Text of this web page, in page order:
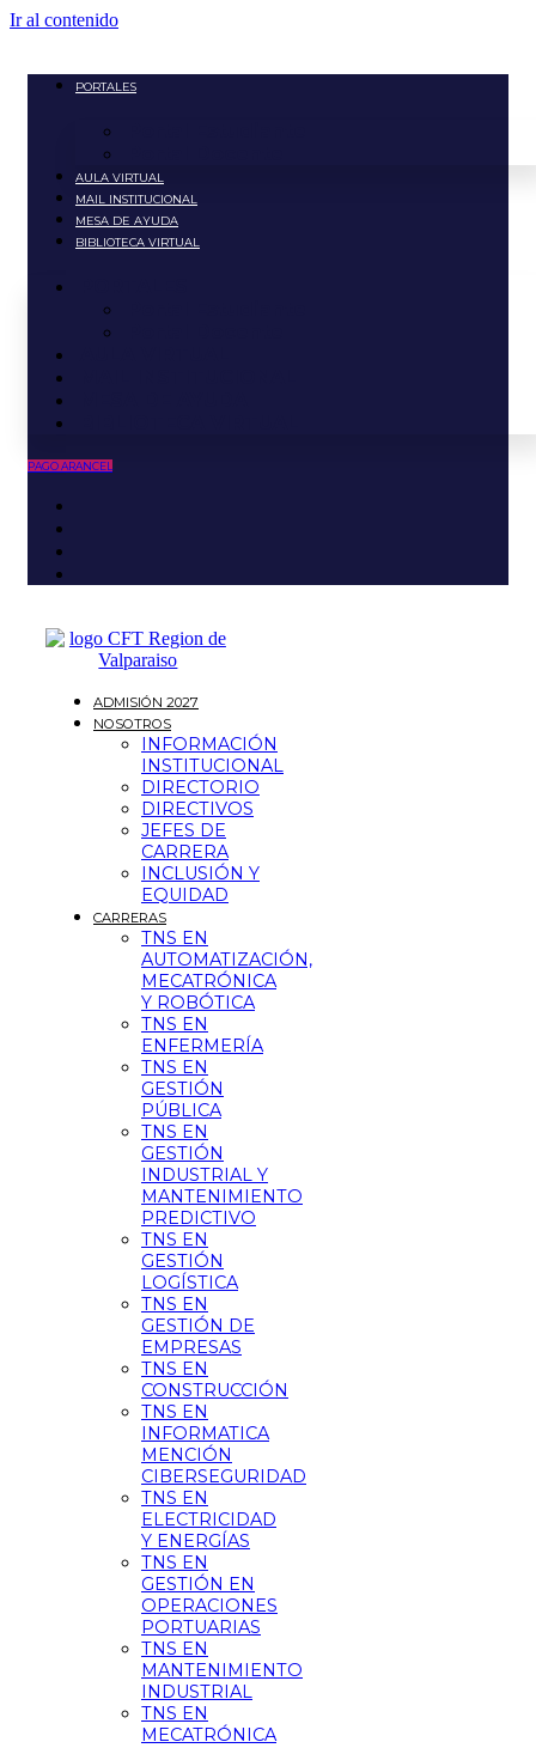
Ir al contenido
PORTALES
AULA VIRTUAL
MAIL INSTITUCIONAL
MESA DE AYUDA
BIBLIOTECA VIRTUAL
PAGO ARANCEL
ADMISIÓN 2027
NOSOTROS
INFORMACIÓN
INSTITUCIONAL
DIRECTORIO
DIRECTIVOS
JEFES DE
CARRERA
INCLUSIÓN Y
EQUIDAD
CARRERAS
TNS EN
AUTOMATIZACIÓN,
MECATRÓNICA
Y ROBÓTICA
TNS EN
ENFERMERÍA
TNS EN
GESTIÓN
PÚBLICA
TNS EN
GESTIÓN
INDUSTRIAL Y
MANTENIMIENTO
PREDICTIVO
TNS EN
GESTIÓN
LOGÍSTICA
TNS EN
GESTIÓN DE
EMPRESAS
TNS EN
CONSTRUCCIÓN
TNS EN
INFORMATICA
MENCIÓN
CIBERSEGURIDAD
TNS EN
ELECTRICIDAD
Y ENERGÍAS
TNS EN
GESTIÓN EN
OPERACIONES
PORTUARIAS
TNS EN
MANTENIMIENTO
INDUSTRIAL
TNS EN
MECATRÓNICA